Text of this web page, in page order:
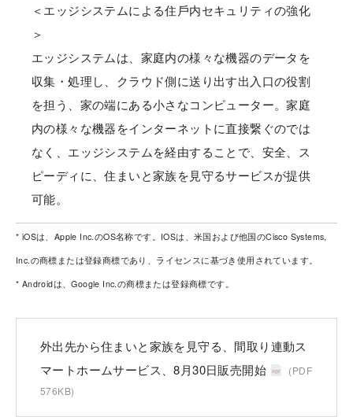
＜エッジシステムによる住⼾内セキュリティの強化
＞
エッジシステムは、家庭内の様々な機器のデータを
収集・処理し、クラウド側に送り出す出入口の役割
を担う、家の端にある小さなコンピューター。家庭
内の様々な機器をインターネットに直接繋ぐのでは
なく、エッジシステムを経由することで、安全、ス
ピーディに、住まいと家族を見守るサービスが提供
可能。
* iOSは、Apple Inc.のOS名称です。IOSは、米国および他国のCisco Systems,
Inc.の商標または登録商標であり、ライセンスに基づき使用されています。
* Androidは、Google Inc.の商標または登録商標です。
外出先から住まいと家族を見守る、間取り連動ス
マートホームサービス、8月30日販売開始
(PDF
576KB)